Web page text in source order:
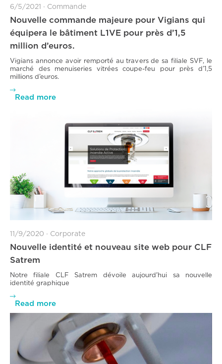
6/5/2021 ∙ Commande
Nouvelle commande majeure pour Vigians qui
équipera le bâtiment L1VE pour près d’1,5
million d’euros.
Vigians annonce avoir remporté au travers de sa filiale SVF, le
marché des menuiseries vitrées coupe-feu pour près d’1,5
millions d’euros.

Read more
11/9/2020 ∙ Corporate
Nouvelle identité et nouveau site web pour CLF
Satrem
Notre filiale CLF Satrem dévoile aujourd'hui sa nouvelle
identité graphique

Read more